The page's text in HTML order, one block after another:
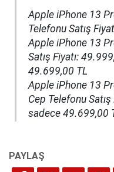
Apple iPhone 13
Telefonu Satış
Apple iPhone 13
Satış Fiyatı:
49.699,00 TL
Apple iPhone 13
Cep Telefonu
sadece 49.699,00